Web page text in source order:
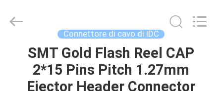
CASA
PRODOTTI
Electronic
Connettore di cavo di IDC
SMT Gold Flash Reel CAP
2*15 Pins Pitch 1.27mm
Ejector Header Connector